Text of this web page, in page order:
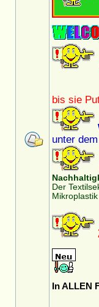
bis sie
unter
Der
In ALLEN